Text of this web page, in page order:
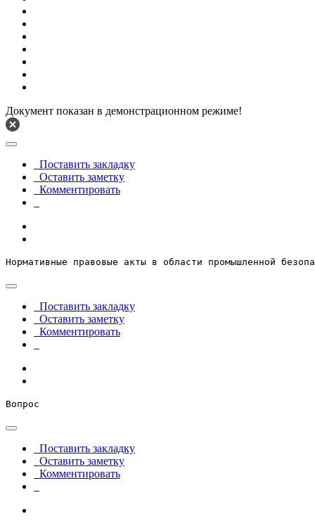
Документ показан в демонстрационном режиме!
Поставить закладку
Оставить заметку
Комментировать
Нормативные правовые акты в области промышленной
Поставить закладку
Оставить заметку
Комментировать
Вопрос
Поставить закладку
Оставить заметку
Комментировать